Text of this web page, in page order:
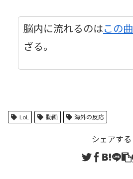
脳内に流れるのはこの曲
ざる。
LoL 動画 海外の反応
シェアする